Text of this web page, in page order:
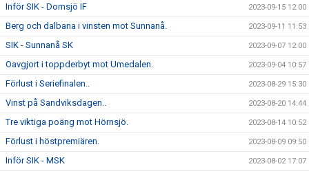
Inför SIK - Domsjö IF 2023-09-15 12:00
Berg och dalbana i vinsten mot Sunnanå. 2023-09-11 11:53
SIK - Sunnanå SK 2023-09-07 12:00
Oavgjort i toppderbyt mot Umedalen. 2023-09-04 10:57
Förlust i Seriefinalen.. 2023-08-29 15:30
Vinst på Sandviksdagen.. 2023-08-20 14:44
Tre viktiga poäng mot Hörnsjö. 2023-08-14 10:52
Förlust i höstpremiären. 2023-08-09 09:50
Inför SIK - MSK 2023-08-02 17:07